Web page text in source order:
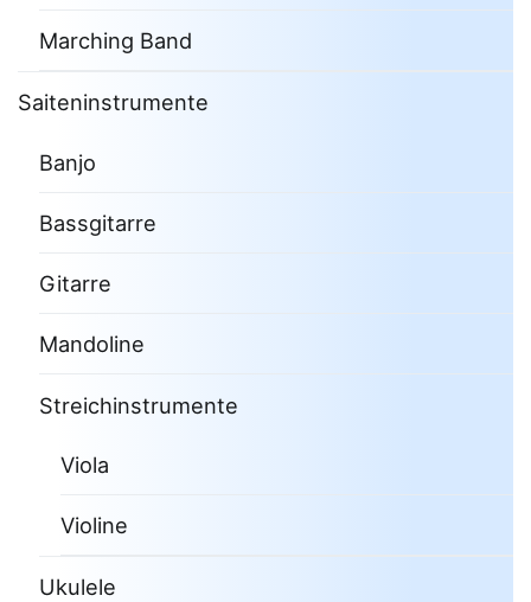
Marching Band
Saiteninstrumente
Banjo
Bassgitarre
Gitarre
Mandoline
Streichinstrumente
Viola
Violine
Ukulele